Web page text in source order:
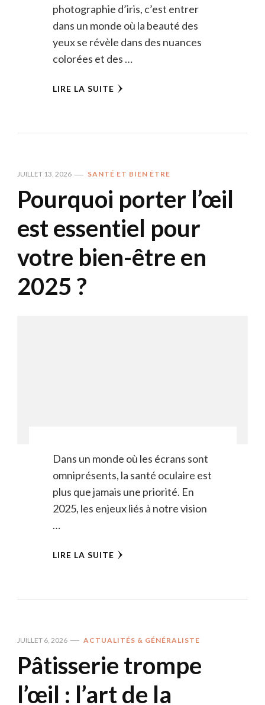
photographie d’iris, c’est entrer
dans un monde où la beauté des
yeux se révèle dans des nuances
colorées et des …
LIRE LA SUITE
JUILLET 13, 2026 SANTÉ ET BIEN ÊTRE
Pourquoi porter l’œil
est essentiel pour
votre bien-être en
2025 ?
Dans un monde où les écrans sont
omniprésents, la santé oculaire est
plus que jamais une priorité. En
2025, les enjeux liés à notre vision
…
LIRE LA SUITE
JUILLET 6, 2026 ACTUALITÉS & GÉNÉRALISTE
Pâtisserie trompe
l’œil : l’art de la